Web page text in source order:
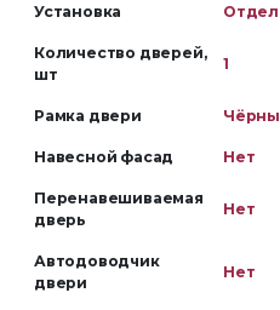
Установка
Количество дверей,
шт
1
Рамка двери
Навесной фасад Нет
Перенавешиваемая
дверь
Нет
Автодоводчик
двери
Нет